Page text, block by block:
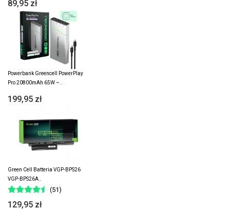
89,95 zł
Powerbank Greencell PowerPlay
Pro 20800mAh 65W –..
199,95 zł
Green Cell Batteria VGP-BPS26
VGP-BPS26A..
(51)
129,95 zł